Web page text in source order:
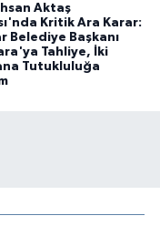
Aktaş
Kritik Ara Karar:
Belediye Başkanı
Tahliye, İki
Tutukluluğa